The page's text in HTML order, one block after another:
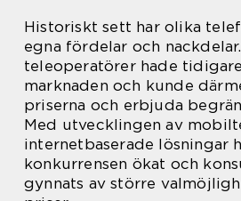
Historiskt sett har olika
egna fördelar och
teleoperatörer hade
marknaden och kunde
priserna och erbjuda
Med utvecklingen av
internetbaserade lösningar
konkurrensen ökat och
gynnats av större